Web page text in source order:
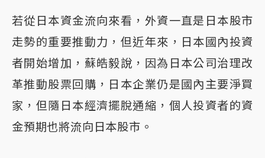
若從日本資金流向來看，外資一直是日本股市
走勢的重要推動力，但近年來，日本國內投資
者開始增加，蘇皓毅說，因為日本公司治理改
革推動股票回購，日本企業仍是國內主要淨買
家，但隨日本經濟擺脫通縮，個人投資者的資
金預期也將流向日本股市。